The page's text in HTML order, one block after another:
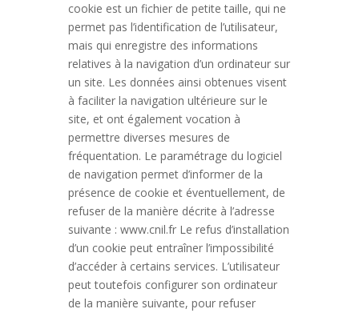
cookie est un fichier de petite taille, qui ne
permet pas l’identification de l’utilisateur,
mais qui enregistre des informations
relatives à la navigation d’un ordinateur sur
un site. Les données ainsi obtenues visent
à faciliter la navigation ultérieure sur le
site, et ont également vocation à
permettre diverses mesures de
fréquentation. Le paramétrage du logiciel
de navigation permet d’informer de la
présence de cookie et éventuellement, de
refuser de la manière décrite à l’adresse
suivante : www.cnil.fr Le refus d’installation
d’un cookie peut entraîner l’impossibilité
d’accéder à certains services. L’utilisateur
peut toutefois configurer son ordinateur
de la manière suivante, pour refuser